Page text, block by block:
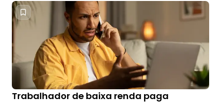
Trabalhador de baixa renda paga